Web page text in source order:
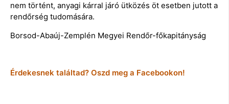
nem történt, anyagi kárral járó ütközés öt esetben jutott a
rendőrség tudomására.
Borsod-Abaúj-Zemplén Megyei Rendőr-főkapitányság
Érdekesnek találtad? Oszd meg a Facebookon!